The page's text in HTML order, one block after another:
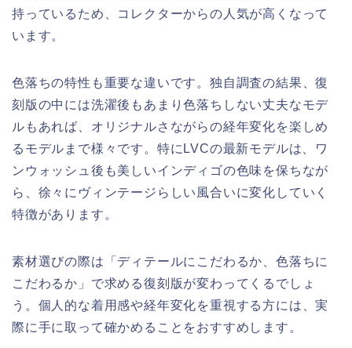
持っているため、コレクターからの人気が高くなって
います。
色落ちの特性も重要な違いです。独自調査の結果、復
刻版の中には洗濯後もあまり色落ちしない丈夫なモデ
ルもあれば、オリジナルさながらの経年変化を楽しめ
るモデルまで様々です。特にLVCの最新モデルは、ワ
ンウォッシュ後も美しいインディゴの色味を保ちなが
ら、徐々にヴィンテージらしい風合いに変化していく
特徴があります。
素材選びの際は「ディテールにこだわるか、色落ちに
こだわるか」で求める復刻版が変わってくるでしょ
う。個人的な着用感や経年変化を重視する方には、実
際に手に取って確かめることをおすすめします。